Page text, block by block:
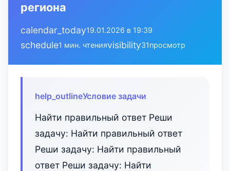
региона
calendar_today19.01.2026 в 19:39
schedule1 мин. чтенияvisibility31просмотр
help_outlineУсловие задачи
Найти правильный ответ Реши
задачу: Найти правильный ответ
Реши задачу: Найти правильный
ответ Реши задачу: Найти